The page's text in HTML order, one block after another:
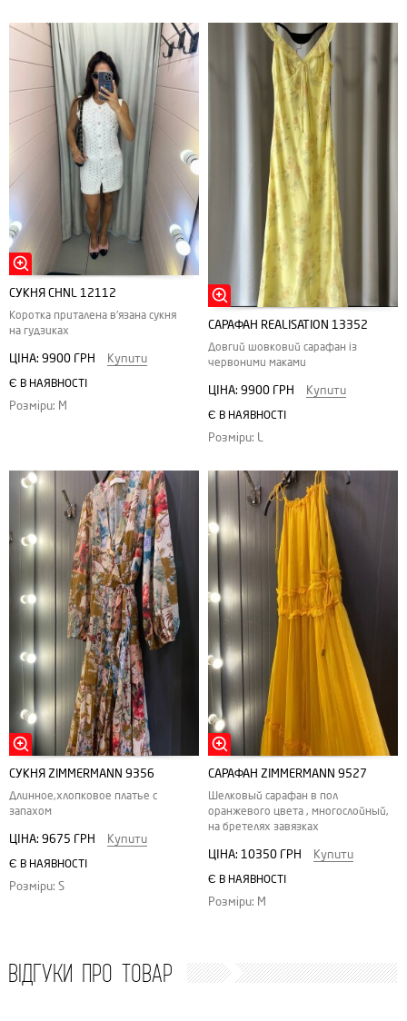
СУКНЯ CHNL 12112
Коротка приталена в'язана сукня
на гудзиках
ЦІНА: 9900 ГРН Купити
Є В НАЯВНОСТІ
Розміри: M
САРАФАН REALISATION 13352
Довгий шовковий сарафан із
червоними маками
ЦІНА: 9900 ГРН Купити
Є В НАЯВНОСТІ
Розміри: L
СУКНЯ ZIMMERMANN 9356
Длинное,хлопковое платье с
запахом
ЦІНА: 9675 ГРН Купити
Є В НАЯВНОСТІ
Розміри: S
САРАФАН ZIMMERMANN 9527
Шелковый сарафан в пол
оранжевого цвета , многослойный,
на бретелях завязках
ЦІНА: 10350 ГРН Купити
Є В НАЯВНОСТІ
Розміри: M
ВІДГУКИ ПРО ТОВАР